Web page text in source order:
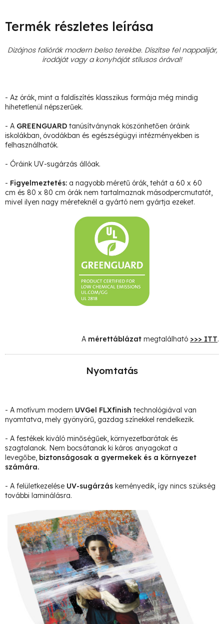
Termék részletes leírása
Dizájnos faliórák modern belso terekbe. Díszítse fel nappalijár,
irodáját vagy a konyháját stílusos órával!
- Az órák, mint a faldíszítés klasszikus formája még mindig
hihetetlenül népszerűek.
- A GREENGUARD tanúsítványnak köszönhetően óráink
iskolákban, óvodákban és egészségügyi intézményekben is
felhasználhatók.
- Óráink UV-sugárzás állóak.
- Figyelmeztetés: a nagyobb méretű órák, tehát a 60 x 60
cm és 80 x 80 cm órák nem tartalmaznak másodpercmutatót,
mivel ilyen nagy méreteknél a gyártó nem gyártja ezeket.
A mérettáblázat megtalálható >>> ITT.
Nyomtatás
- A motívum modern UVGel FLXfinish technológiával van
nyomtatva, mely gyönyörű, gazdag színekkel rendelkezik.
- A festékek kiváló minőségűek, környezetbarátak és
szagtalanok. Nem bocsátanak ki káros anyagokat a
levegőbe, biztonságosak a gyermekek és a környezet
számára.
- A felületkezelése UV-sugárzás keményedik, így nincs szükség
további laminálásra.